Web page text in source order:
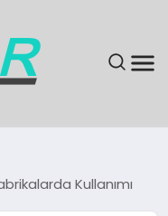
Kullanımı